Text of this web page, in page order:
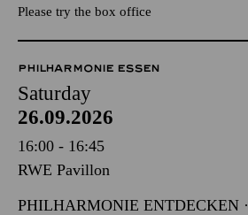
Please try the box office
PHILHARMONIE ESSEN
Saturday
26.09.2026
16:00 - 16:45
RWE Pavillon
PHILHARMONIE ENTDECKEN ·